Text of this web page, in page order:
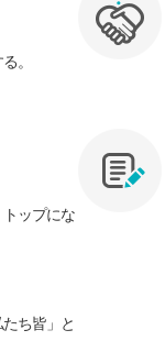
。
ップにな
ち皆」と